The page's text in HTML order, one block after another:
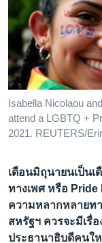
ค้นหา
ไลฟ์สไตล์
ตรวจสอบข่าว
เรียนรู้ภาษาอังกฤ
พอดคาสต์
ติดตามเรา
เลือกภาษา
Isabella Nicolaou
attend a LGBTQ +
2021. REUTERS/
เดือนมิถุนายนเป็น
ทางเพศ หรือ Pride
ความหลากหลายทา
สหรัฐฯ ควรจะมีเรื่
ประธานาธิบดีคนใ